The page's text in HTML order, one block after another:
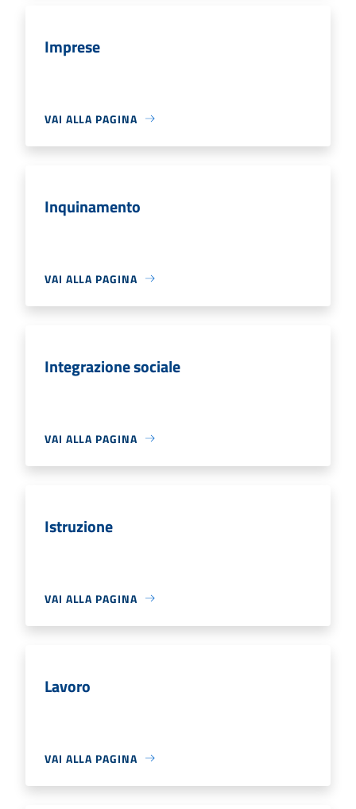
Imprese
VAI ALLA PAGINA
Inquinamento
VAI ALLA PAGINA
Integrazione sociale
VAI ALLA PAGINA
Istruzione
VAI ALLA PAGINA
Lavoro
VAI ALLA PAGINA